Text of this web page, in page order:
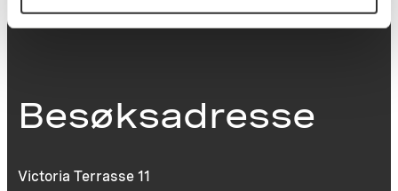
22 99 11 99
Besøksadresse
Victoria Terrasse 11